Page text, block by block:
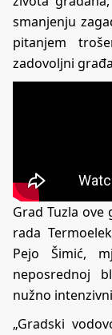
smanjenju
pitanjem
zadovoljni
Grad Tuzla ove
rada
Pejo Šimić,
neposrednoj
nužno
„Gradski